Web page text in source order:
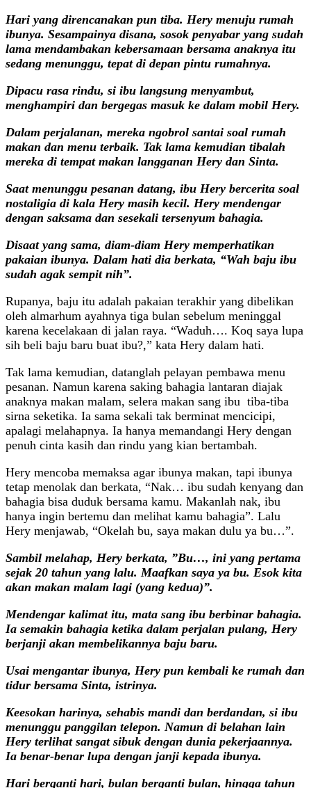
Hari yang direncanakan pun tiba. Hery menuju rumah
ibunya. Sesampainya disana, sosok penyabar yang sudah
lama mendambakan kebersamaan bersama anaknya itu
sedang menunggu, tepat di depan pintu rumahnya.
Dipacu rasa rindu, si ibu langsung menyambut,
menghampiri dan bergegas masuk ke dalam mobil Hery.
Dalam perjalanan, mereka ngobrol santai soal rumah
makan dan menu terbaik. Tak lama kemudian tibalah
mereka di tempat makan langganan Hery dan Sinta.
Saat menunggu pesanan datang, ibu Hery bercerita soal
nostaligia di kala Hery masih kecil. Hery mendengar
dengan saksama dan sesekali tersenyum bahagia.
Disaat yang sama, diam-diam Hery memperhatikan
pakaian ibunya. Dalam hati dia berkata, “Wah baju ibu
sudah agak sempit nih”.
Rupanya, baju itu adalah pakaian terakhir yang dibelikan
oleh almarhum ayahnya tiga bulan sebelum meninggal
karena kecelakaan di jalan raya. “Waduh…. Koq saya lupa
sih beli baju baru buat ibu?,” kata Hery dalam hati.
Tak lama kemudian, datanglah pelayan pembawa menu
pesanan. Namun karena saking bahagia lantaran diajak
anaknya makan malam, selera makan sang ibu tiba-tiba
sirna seketika. Ia sama sekali tak berminat mencicipi,
apalagi melahapnya. Ia hanya memandangi Hery dengan
penuh cinta kasih dan rindu yang kian bertambah.
Hery mencoba memaksa agar ibunya makan, tapi ibunya
tetap menolak dan berkata, “Nak… ibu sudah kenyang dan
bahagia bisa duduk bersama kamu. Makanlah nak, ibu
hanya ingin bertemu dan melihat kamu bahagia”. Lalu
Hery menjawab, “Okelah bu, saya makan dulu ya bu…”.
Sambil melahap, Hery berkata, ”Bu…, ini yang pertama
sejak 20 tahun yang lalu. Maafkan saya ya bu. Esok kita
akan makan malam lagi (yang kedua)”.
Mendengar kalimat itu, mata sang ibu berbinar bahagia.
Ia semakin bahagia ketika dalam perjalan pulang, Hery
berjanji akan membelikannya baju baru.
Usai mengantar ibunya, Hery pun kembali ke rumah dan
tidur bersama Sinta, istrinya.
Keesokan harinya, sehabis mandi dan berdandan, si ibu
menunggu panggilan telepon. Namun di belahan lain
Hery terlihat sangat sibuk dengan dunia pekerjaannya.
Ia benar-benar lupa dengan janji kepada ibunya.
Hari berganti hari, bulan berganti bulan, hingga tahun